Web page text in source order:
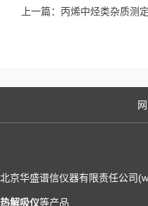
上一篇： 丙烯中烃类杂质测
北京华盛谱信仪器有限责任公司
热解吸仪等产品